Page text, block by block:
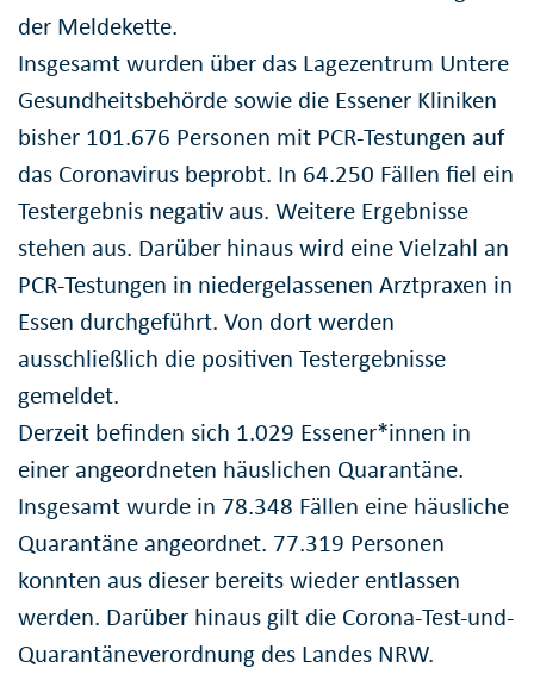
der Meldekette.
Insgesamt wurden über das Lagezentrum Untere
Gesundheitsbehörde sowie die Essener Kliniken
bisher 101.676 Personen mit PCR-Testungen auf
das Coronavirus beprobt. In 64.250 Fällen fiel ein
Testergebnis negativ aus. Weitere Ergebnisse
stehen aus. Darüber hinaus wird eine Vielzahl an
PCR-Testungen in niedergelassenen Arztpraxen in
Essen durchgeführt. Von dort werden
ausschließlich die positiven Testergebnisse
gemeldet.
Derzeit befinden sich 1.029 Essener*innen in
einer angeordneten häuslichen Quarantäne.
Insgesamt wurde in 78.348 Fällen eine häusliche
Quarantäne angeordnet. 77.319 Personen
konnten aus dieser bereits wieder entlassen
werden. Darüber hinaus gilt die Corona-Test-und-
Quarantäneverordnung des Landes NRW.